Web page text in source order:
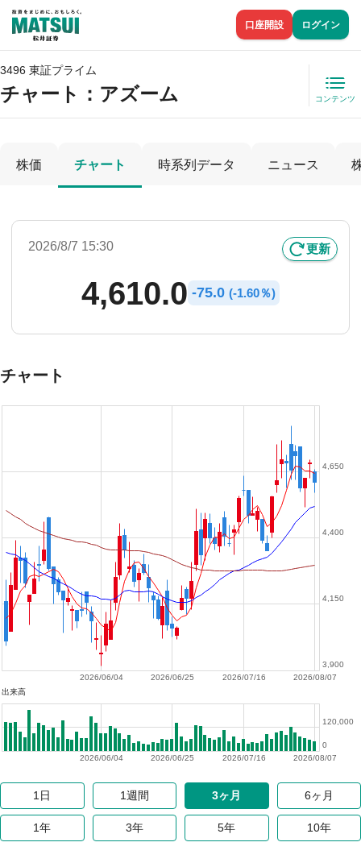
口座開設 ログイン
3496 東証プライム
チャート： アズーム コンテンツ
株価 チャート 時系列データ ニュース
2026/8/7 15:30 更新
4,610.0 -75.0 (-1.60％)
チャート
2026/08/07
2026/07/16
2026/06/25
2026/06/04
3,900
4,150
4,400
4,650
出来高
2026/08/07
2026/07/16
2026/06/25
2026/06/04
0
120,000
1日 1週間 3ヶ月 6ヶ月
1年 3年 5年 10年